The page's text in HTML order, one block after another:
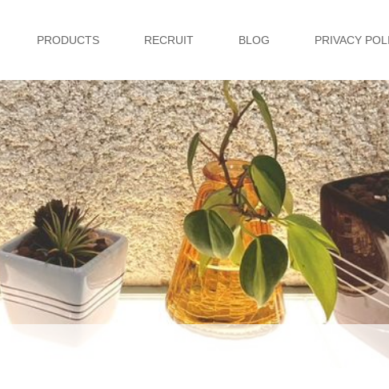
PRODUCTS RECRUIT BLOG PRIVACY